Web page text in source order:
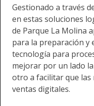
Gestionado a través
en estas soluciones
de Parque La Molina
para la preparación y
tecnología para
mejorar por un lado
otro a facilitar que las
ventas digitales.